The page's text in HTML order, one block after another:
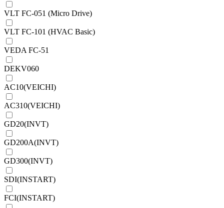
VLT FC-051 (Micro Drive)
VLT FC-101 (HVAC Basic)
VEDA FC-51
DEKV060
AC10(VEICHI)
AC310(VEICHI)
GD20(INVT)
GD200A(INVT)
GD300(INVT)
SDI(INSTART)
FCI(INSTART)